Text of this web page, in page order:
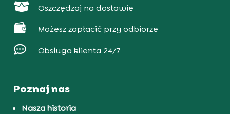
 Oszczędzaj na dostawie
 Możesz zapłacić przy odbiorze
 Obsługa klienta 24/7
Poznaj nas
Nasza historia